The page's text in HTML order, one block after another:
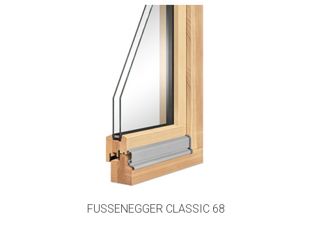
FUSSENEGGER CLASSIC 68